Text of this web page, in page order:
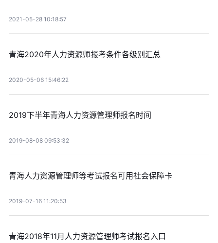
2021-05-28 10:18:57
青海2020年人力资源师报考条件各级别汇总
2020-05-06 15:46:22
2019下半年青海人力资源管理师报名时间
2019-08-08 09:53:32
青海人力资源管理师等考试报名可用社会保障卡
2019-07-16 11:20:53
青海2018年11月人力资源管理师考试报名入口